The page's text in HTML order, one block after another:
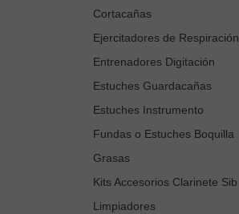
Cortacañas
Ejercitadores de Respiración
Entrenadores Digitación
Estuches Guardacañas
Estuches Instrumento
Fundas o Estuches Boquilla
Grasas
Kits Accesorios Clarinete Sib
Limpiadores